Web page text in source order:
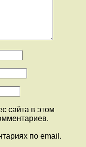
сайта в этом
по email.